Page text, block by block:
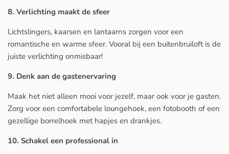
8. Verlichting maakt de sfeer
Lichtslingers, kaarsen en lantaarns zorgen voor een
romantische en warme sfeer. Vooral bij een buitenbruiloft is de
juiste verlichting onmisbaar!
9. Denk aan de gastenervaring
Maak het niet alleen mooi voor jezelf, maar ook voor je gasten.
Zorg voor een comfortabele loungehoek, een fotobooth of een
gezellige borrelhoek met hapjes en drankjes.
10. Schakel een professional in